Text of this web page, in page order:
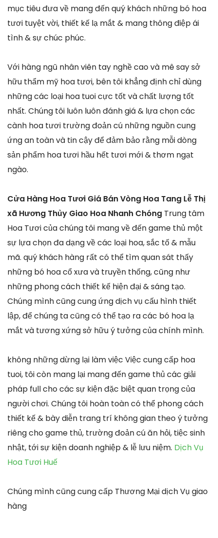
mục tiêu đưa về mang đến quý khách những bó hoa
tươi tuyệt vời, thiết kế lạ mắt & mang thông điệp ái
tình & sự chúc phúc.
Với hàng ngũ nhân viên tay nghề cao và mê say sở
hữu thẩm mỹ hoa tươi, bên tôi khẳng định chỉ dùng
những các loại hoa tuoi cực tốt và chất lượng tốt
nhất. Chúng tôi luôn luôn đánh giá & lựa chọn các
cành hoa tươi trường đoản cú những nguồn cung
ứng an toàn và tin cậy để đảm bảo rằng mỗi dòng
sản phẩm hoa tươi hầu hết tươi mới & thơm ngạt
ngào.
Cửa Hàng Hoa Tươi Giá Bán Vòng Hoa Tang Lễ Thị
xã Hương Thủy Giao Hoa Nhanh Chóng Trung tâm
Hoa Tươi của chúng tôi mang về đến game thủ một
sự lựa chọn đa dạng về các loại hoa, sắc tố & mẫu
mã. quý khách hàng rất có thể tìm quan sát thấy
những bó hoa cổ xưa và truyền thống, cũng như
những phong cách thiết kế hiện đại & sáng tạo.
Chúng mình cũng cung ứng dịch vụ cấu hình thiết
lập, để chúng ta cũng có thể tạo ra các bó hoa lạ
mắt và tương xứng sở hữu ý tưởng của chính mình.
không những dừng lại làm việc Việc cung cấp hoa
tuoi, tôi còn mang lại mang đến game thủ các giải
pháp full cho các sự kiện đặc biệt quan trọng của
người chơi. Chúng tôi hoàn toàn có thể phong cách
thiết kế & bày diễn trang trí không gian theo ý tưởng
riêng cho game thủ, trường đoản cú ăn hỏi, tiệc sinh
nhật, tới sự kiện doanh nghiệp & lễ lưu niệm. Dịch Vụ
Hoa Tươi Huế
Chúng mình cũng cung cấp Thương Mại dịch Vụ giao
hàng